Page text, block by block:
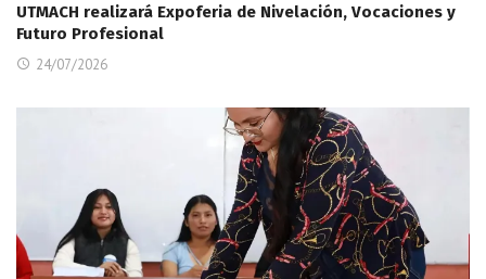
UTMACH realizará Expoferia de Nivelación, Vocaciones y
Futuro Profesional
24/07/2026